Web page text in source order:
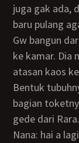
juga gak ada,
baru pulang
Gw bangun dari rebahan karena gw liat Nana masuk
ke kamar. Dia
atasan kaos
Bentuk
bagian
gede dari Rara.
Nana: hai a